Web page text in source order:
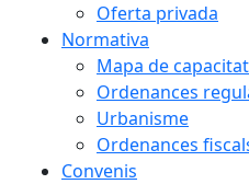
Oferta privada
Normativa
Mapa de
Ordenances
Urbanisme
Ordenances
Convenis